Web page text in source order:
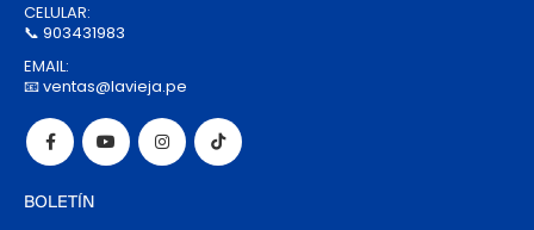
CELULAR:
📞 903431983
EMAIL:
📧 ventas@lavieja.pe
BOLETÍN